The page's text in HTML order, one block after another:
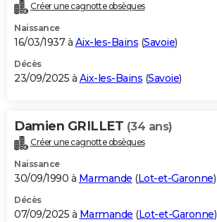
Créer une cagnotte obsèques
Naissance
16/03/1937 à Aix-les-Bains (Savoie)
Décès
23/09/2025 à Aix-les-Bains (Savoie)
Damien GRILLET (34 ans)
Créer une cagnotte obsèques
Naissance
30/09/1990 à Marmande (Lot-et-Garonne)
Décès
07/09/2025 à Marmande (Lot-et-Garonne)